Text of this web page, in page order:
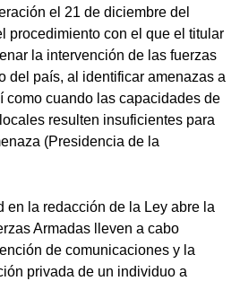
el 21 de diciembre del
procedimiento con el que el titular
la intervención de las fuerzas
del país, al identificar amenazas a
como cuando las capacidades de
resulten insuficientes para
(Presidencia de la
en la redacción de la Ley abre la
Armadas lleven a cabo
de comunicaciones y la
privada de un individuo a